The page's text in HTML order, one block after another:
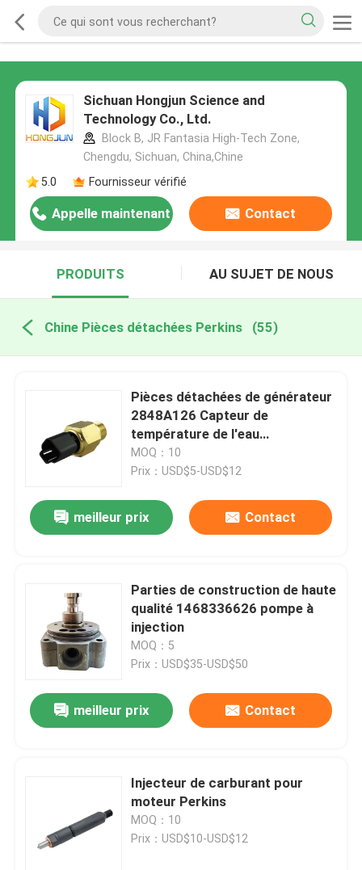
Sichuan Hongjun Science and
Technology Co., Ltd.
Block B, JR Fantasia High-Tech Zone,
Chengdu, Sichuan, China,Chine
5.0
Fournisseur vérifié
Appelle maintenant Contact
PRODUITS AU SUJET DE NOUS
Chine Pièces détachées Perkins (55)
Pièces détachées de générateur
2848A126 Capteur de
température de l'eau
Commutateur pour Perkins
MOQ：10
Prix：USD$5-USD$12
meilleur prix Contact
Parties de construction de haute
qualité 1468336626 pompe à
injection
MOQ：5
Prix：USD$35-USD$50
meilleur prix Contact
Injecteur de carburant pour
moteur Perkins
MOQ：10
Prix：USD$10-USD$12